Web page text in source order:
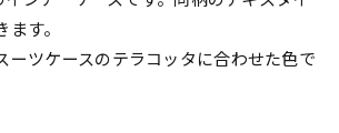
す。
ーツケースのテラコッタに合わせた色で